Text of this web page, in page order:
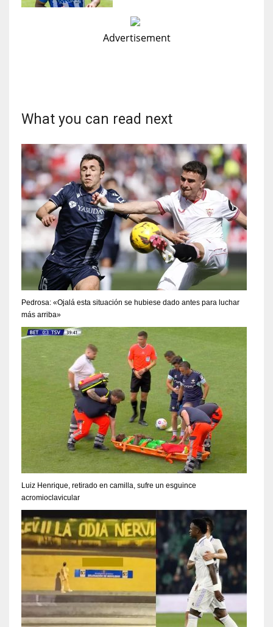
Advertisement
What you can read next
Pedrosa: «Ojalá esta situación se hubiese dado antes para luchar
más arriba»
Luiz Henrique, retirado en camilla, sufre un esguince
acromioclavicular